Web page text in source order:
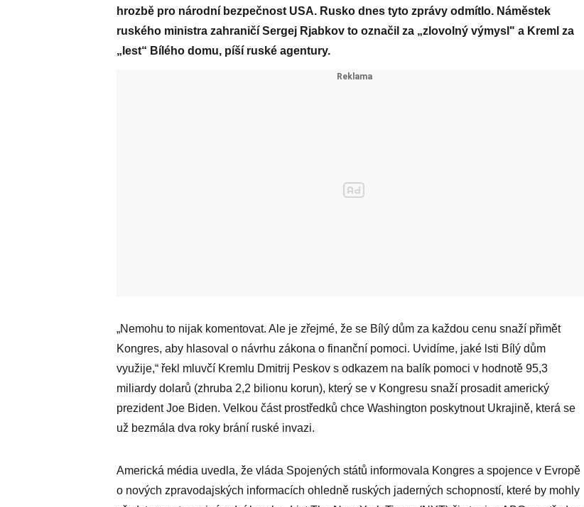
hrozbě pro národní bezpečnost USA. Rusko dnes tyto zprávy odmítlo. Náměstek
ruského ministra zahraničí Sergej Rjabkov to označil za „zlovolný výmysl" a Kreml za
„lest“ Bílého domu, píší ruské agentury.
„Nemohu to nijak komentovat. Ale je zřejmé, že se Bílý dům za každou cenu snaží přimět
Kongres, aby hlasoval o návrhu zákona o finanční pomoci. Uvidíme, jaké lsti Bílý dům
využije,“ řekl mluvčí Kremlu Dmitrij Peskov s odkazem na balík pomoci v hodnotě 95,3
miliardy dolarů (zhruba 2,2 bilionu korun), který se v Kongresu snaží prosadit americký
prezident Joe Biden. Velkou část prostředků chce Washington poskytnout Ukrajině, která se
už bezmála dva roky brání ruské invazi.
Americká média uvedla, že vláda Spojených států informovala Kongres a spojence v Evropě
o nových zpravodajských informacích ohledně ruských jaderných schopností, které by mohly